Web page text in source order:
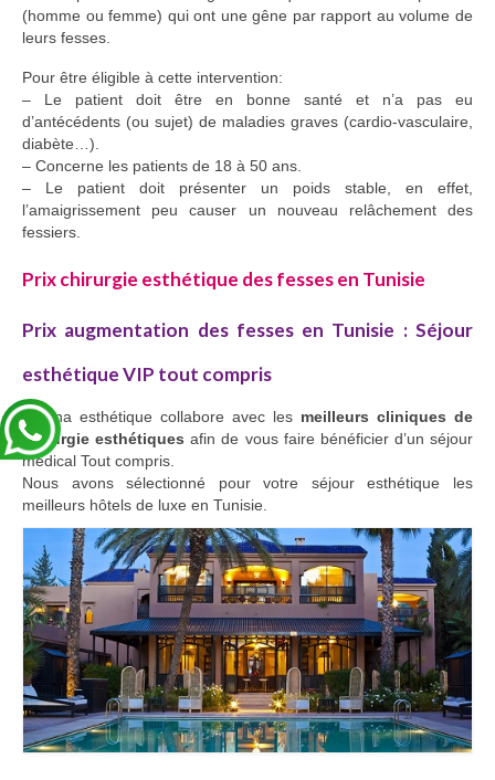
(homme ou femme) qui ont une gêne par rapport au volume de
leurs fesses.
Pour être éligible à cette intervention:
– Le patient doit être en bonne santé et n’a pas eu
d’antécédents (ou sujet) de maladies graves (cardio-vasculaire,
diabète…).
– Concerne les patients de 18 à 50 ans.
– Le patient doit présenter un poids stable, en effet,
l’amaigrissement peu causer un nouveau relâchement des
fessiers.
Prix chirurgie esthétique des fesses en Tunisie
Prix augmentation des fesses en Tunisie : Séjour
esthétique VIP tout compris
Athéna esthétique collabore avec les meilleurs cliniques de
chirurgie esthétiques afin de vous faire bénéficier d’un séjour
médical Tout compris.
Nous avons sélectionné pour votre séjour esthétique les
meilleurs hôtels de luxe en Tunisie.